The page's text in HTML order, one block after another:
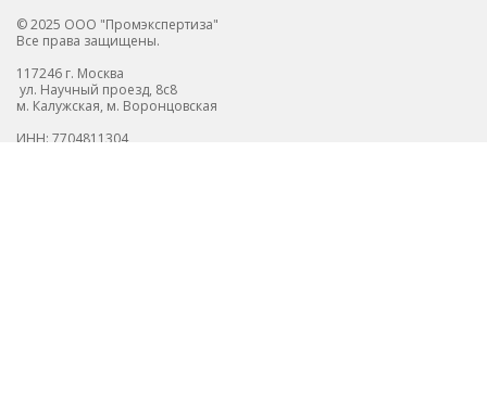
© 2025 ООО "Промэкспертиза"
Все права защищены.
117246 г. Москва
ул. Научный проезд, 8с8
м. Калужская, м. Воронцовская
ИНН: 7704811304